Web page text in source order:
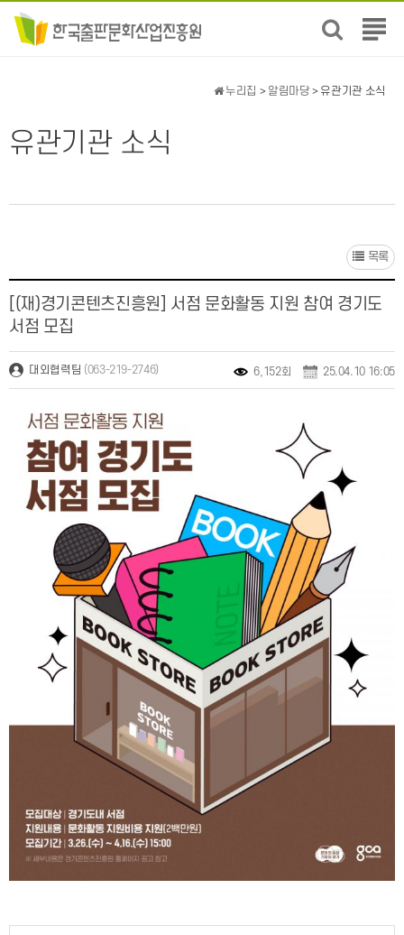
전
뉴
유관기관 소식
누리집 > 알림마당 > 유관기관 소식
목록
[(재)경기콘텐츠진흥원] 서점 문화활동 지원 참여 경기도
서점 모집
대외협력팀 (063-219-2746) 6,152회 25.04.10 16:05